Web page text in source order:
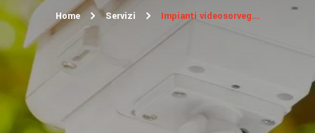
Home Servizi Impianti videosorveg...